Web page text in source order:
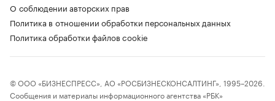
О соблюдении авторских прав
Политика в отношении обработки персональных данных
Политика обработки файлов cookie
© ООО «БИЗНЕСПРЕСС», АО «РОСБИЗНЕСКОНСАЛТИНГ», 1995–2026.
Сообщения и материалы информационного агентства «РБК»